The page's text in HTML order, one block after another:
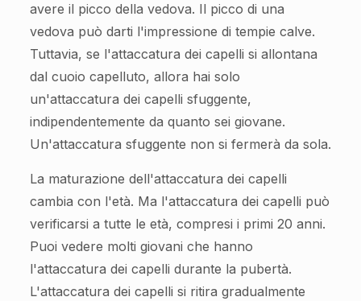
avere il picco della vedova. Il picco di una
vedova può darti l'impressione di tempie calve.
Tuttavia, se l'attaccatura dei capelli si allontana
dal cuoio capelluto, allora hai solo
un'attaccatura dei capelli sfuggente,
indipendentemente da quanto sei giovane.
Un'attaccatura sfuggente non si fermerà da sola.
La maturazione dell'attaccatura dei capelli
cambia con l'età. Ma l'attaccatura dei capelli può
verificarsi a tutte le età, compresi i primi 20 anni.
Puoi vedere molti giovani che hanno
l'attaccatura dei capelli durante la pubertà.
L'attaccatura dei capelli si ritira gradualmente